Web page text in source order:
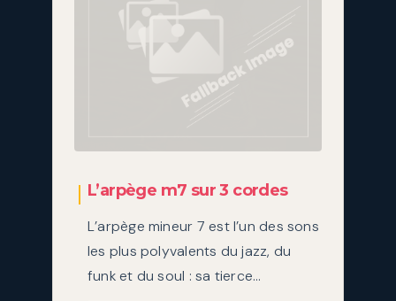
L’arpège m7 sur 3 cordes
L’arpège mineur 7 est l’un des sons
les plus polyvalents du jazz, du
funk et du soul : sa tierce…